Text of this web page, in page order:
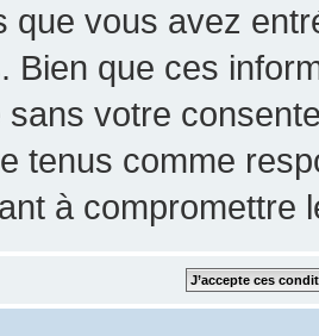
que vous avez
Bien que ces
votre
tenus comme
à compromettre